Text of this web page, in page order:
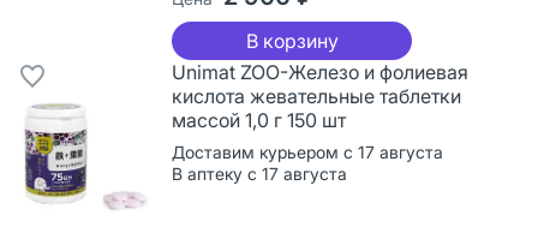
В корзину
Unimat ZOO-Железо и фолиевая
кислота жевательные таблетки
массой 1,0 г 150 шт
Доставим курьером с 17 августа
В аптеку с 17 августа